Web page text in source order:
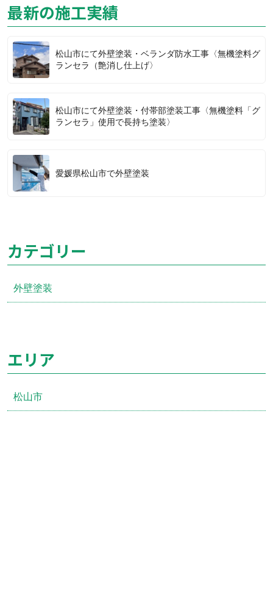
最新の施工実績
松山市にて外壁塗装・ベランダ防水工事〈無機塗料グ
ランセラ（艶消し仕上げ〉
松山市にて外壁塗装・付帯部塗装工事〈無機塗料「グ
ランセラ」使用で長持ち塗装〉
愛媛県松山市で外壁塗装
カテゴリー
外壁塗装
エリア
松山市